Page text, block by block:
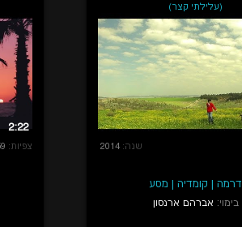
(עלילתי קצר)
שנה: 2014
דרמה| קומדיה| מסע
בימוי: אברהם ארנסון
2:22
צפיות: